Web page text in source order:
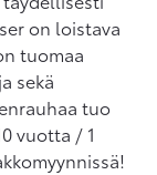
on loistava
tuomaa
sekä
tuo
vuotta / 1